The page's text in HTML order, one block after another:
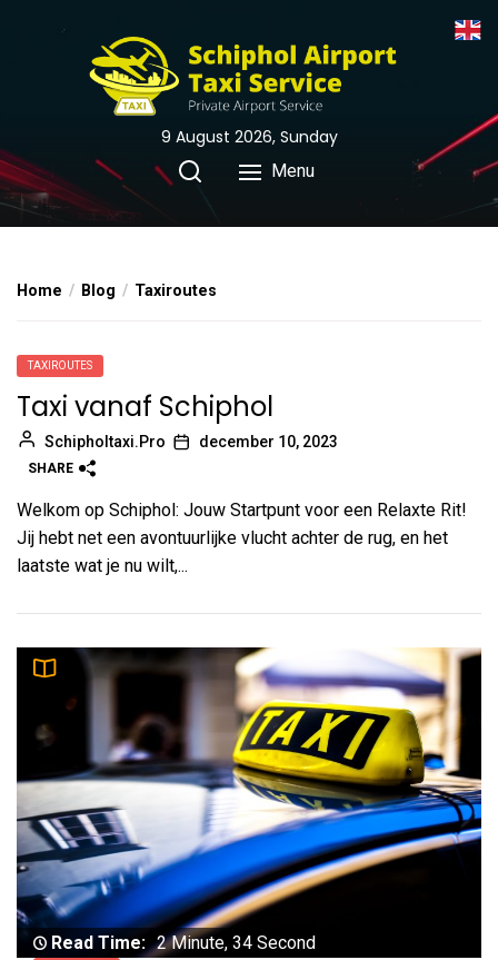
9 August 2026, Sunday
Menu
Home Blog Taxiroutes
TAXIROUTES
Taxi vanaf Schiphol
Schipholtaxi.Pro december 10, 2023
SHARE
Welkom op Schiphol: Jouw Startpunt voor een Relaxte Rit!
Jij hebt net een avontuurlijke vlucht achter de rug, en het
laatste wat je nu wilt,...
Read Time: 2 Minute, 34 Second